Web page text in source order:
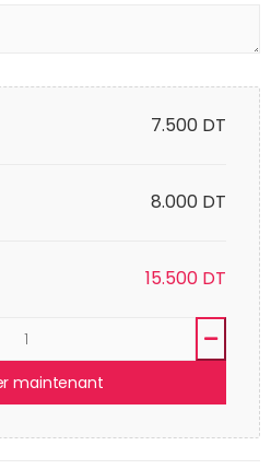
7.500 DT
8.000 DT
15.500 DT
maintenant